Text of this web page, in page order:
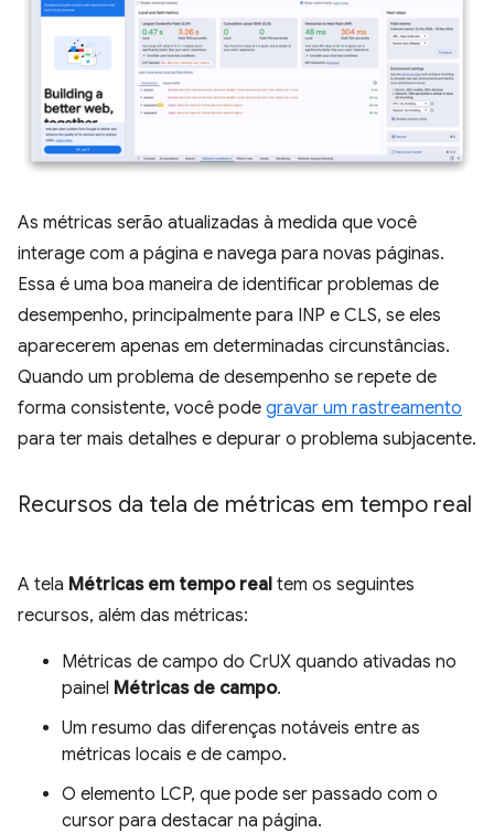
As métricas serão atualizadas à medida que você
interage com a página e navega para novas páginas.
Essa é uma boa maneira de identificar problemas de
desempenho, principalmente para INP e CLS, se eles
aparecerem apenas em determinadas circunstâncias.
Quando um problema de desempenho se repete de
forma consistente, você pode gravar um rastreamento
para ter mais detalhes e depurar o problema subjacente.
Recursos da tela de métricas em tempo real
A tela Métricas em tempo real tem os seguintes
recursos, além das métricas:
Métricas de campo do CrUX quando ativadas no
painel Métricas de campo.
Um resumo das diferenças notáveis entre as
métricas locais e de campo.
O elemento LCP, que pode ser passado com o
cursor para destacar na página.